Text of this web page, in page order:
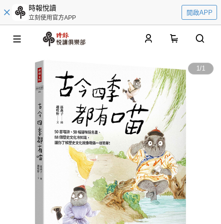
時報悅讀
立刻使用官方APP
開啟APP
1/1